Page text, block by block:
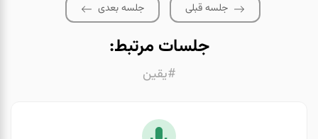
جلسه قبلی جلسه بعدی
جلسات مرتبط:
#یقین